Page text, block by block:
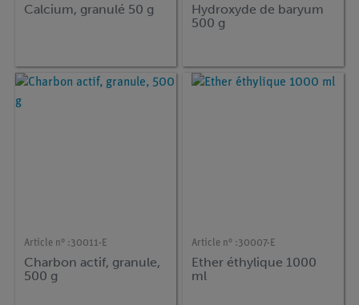
Calcium, granulé 50 g
Hydroxyde de baryum
500 g
Article n° :30011-E
Charbon actif, granule,
500 g
Article n° :30007-E
Ether éthylique 1000
ml